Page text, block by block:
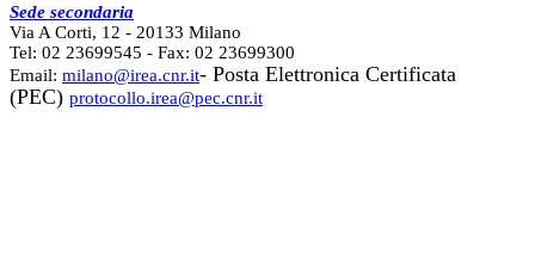
Sede secondaria
Via A Corti, 12 - 20133 Milano
Tel: 02 23699545 - Fax: 02 23699300
Email: milano@irea.cnr.it- Posta Elettronica Certificata
(PEC) protocollo.irea@pec.cnr.it